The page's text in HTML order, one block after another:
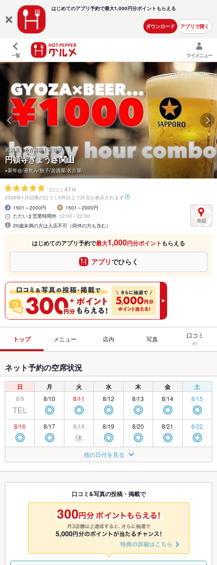
はじめてのアプリ予約で最大1,000円分ポイントもらえる
ダウンロード アプリで開く
一覧 マイメニュー
居酒屋 | 名古屋駅 | 愛知県
円頓寺ぎょうざ関山
※新年会/昼飲み/餃子/居酒屋/名古屋/
- 口コミ 41 件
2026年1月以降の口コミ5件以上で評点が表示されます
1501～2000円
1501～2000円
ただいま営業時間外 12:00～22:00
20歳未満の方は入店不可（同伴の方も含む）
はじめてのアプリ予約で最大1,000円分ポイント もらえる
アプリでひらく
トップ メニュー 店内 写真 口コミ
41
ネット予約の空席状況
日 月 火 水 木 金 土
8/9
TEL
8/10
◎
8/11
◎
8/12
◎
8/13
◎
8/14
◎
8/15
◎
8/16
◎
8/17
◎
8/18
休
8/19
◎
8/20
◎
8/21
◎
8/22
◎
◎ ◎
8/25
休
8/26
◎
8/27
◎ ◎ ◎
8/30 8/31 9/1
休
9/2
◎
9/3
◎
9/4 9/5
9/8
休 ◎ ◎ ◎
他の日付を見る
口コミ&写真の投稿・掲載で